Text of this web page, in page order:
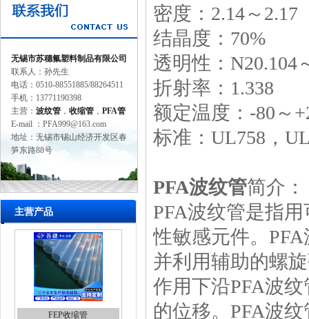
无锡市苏穗氟塑料制品有限公司
联系人：孙先生
电话：0510-88551885/88264511
手机：13771190398
主营： 波纹管 ， 收缩管 ， PFA管
E-mail ：PFA999@163.com
地址：无锡市锡山经济开发区春
笋东路88号
主营产品
FEP收缩管
密度：2.14～2.17
结晶度：70%
透明性：N20.104
折射率：1.338
额定温度：-80～
标准：UL758，
PFA波纹管简介：
PFA波纹管是指
性敏感元件。
并利用辅助的螺
作用下沿PFA波纹
的位移。 PFA波纹